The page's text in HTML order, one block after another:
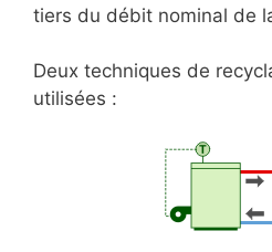
tiers du débit nominal de
Deux techniques de
utilisées :